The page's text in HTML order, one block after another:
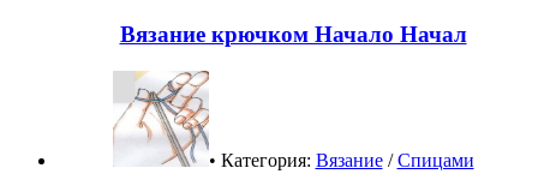
Вязание крючком Начало Начал
• Категория: Вязание/Спицами